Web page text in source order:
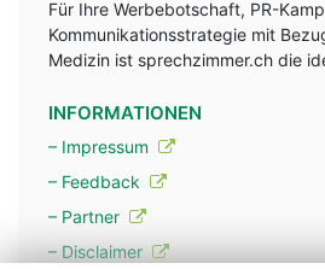
Für Ihre Werbebotschaft, PR-
Kommunikationsstrategie mit
Medizin ist sprechzimmer.ch die
INFORMATIONEN
– Impressum
– Feedback
– Partner
– Disclaimer